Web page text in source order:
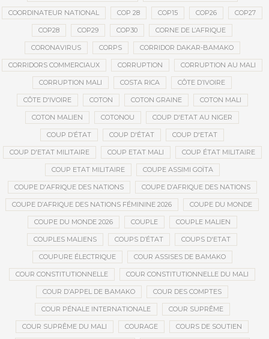
COORDINATEUR NATIONAL COP 28 COP15 COP26 COP27
COP28 COP29 COP30 CORNE DE L’AFRIQUE
CORONAVIRUS CORPS CORRIDOR DAKAR-BAMAKO
CORRIDORS COMMERCIAUX CORRUPTION CORRUPTION AU MALI
CORRUPTION MALI COSTA RICA CÔTE D’IVOIRE
CÔTE D'IVOIRE COTON COTON GRAINE COTON MALI
COTON MALIEN COTONOU COUP D'ETAT AU NIGER
COUP D’ÉTAT COUP D'ÉTAT COUP D'ETAT
COUP D'ETAT MILITAIRE COUP ETAT MALI COUP ÉTAT MILITAIRE
COUP ETAT MILITAIRE COUPE ASSIMI GOÏTA
COUPE D'AFRIQUE DES NATIONS COUPE D’AFRIQUE DES NATIONS
COUPE D’AFRIQUE DES NATIONS FÉMININE 2026 COUPE DU MONDE
COUPE DU MONDE 2026 COUPLE COUPLE MALIEN
COUPLES MALIENS COUPS D’ÉTAT COUPS D'ETAT
COUPURE ÉLECTRIQUE COUR ASSISES DE BAMAKO
COUR CONSTITUTIONNELLE COUR CONSTITUTIONNELLE DU MALI
COUR D’APPEL DE BAMAKO COUR DES COMPTES
COUR PÉNALE INTERNATIONALE COUR SUPRÊME
COUR SUPRÊME DU MALI COURAGE COURS DE SOUTIEN